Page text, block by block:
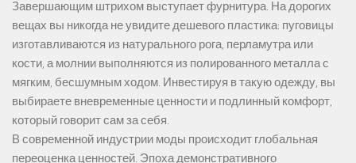
Завершающим штрихом выступает фурнитура. На дорогих
вещах вы никогда не увидите дешевого пластика: пуговицы
изготавливаются из натурального рога, перламутра или
кости, а молнии выполняются из полированного металла с
мягким, бесшумным ходом. Инвестируя в такую одежду, вы
выбираете вневременные ценности и подлинный комфорт,
который говорит сам за себя.
В современной индустрии моды происходит глобальная
переоценка ценностей. Эпоха демонстративного